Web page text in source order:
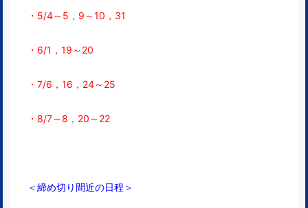
・5/4～5，9～10，31
・6/1，19～20
・7/6，16，24～25
・8/7～8， 20～22
＜締め切り間近の日程＞